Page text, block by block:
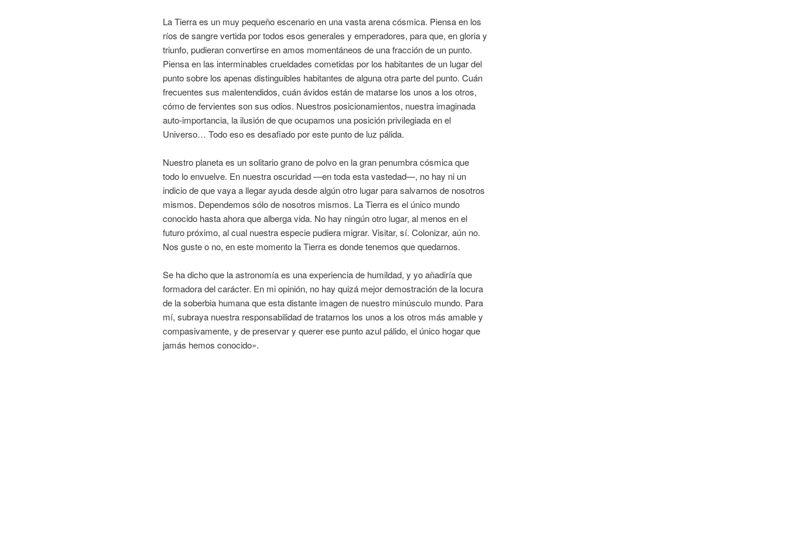
La Tierra es un muy pequeño escenario en una vasta arena cósmica. Piensa en los
ríos de sangre vertida por todos esos generales y emperadores, para que, en gloria y
triunfo, pudieran convertirse en amos momentáneos de una fracción de un punto.
Piensa en las interminables crueldades cometidas por los habitantes de un lugar del
punto sobre los apenas distinguibles habitantes de alguna otra parte del punto. Cuán
frecuentes sus malentendidos, cuán ávidos están de matarse los unos a los otros,
cómo de fervientes son sus odios. Nuestros posicionamientos, nuestra imaginada
auto-importancia, la ilusión de que ocupamos una posición privilegiada en el
Universo… Todo eso es desafiado por este punto de luz pálida.
Nuestro planeta es un solitario grano de polvo en la gran penumbra cósmica que
todo lo envuelve. En nuestra oscuridad —en toda esta vastedad—, no hay ni un
indicio de que vaya a llegar ayuda desde algún otro lugar para salvarnos de nosotros
mismos. Dependemos sólo de nosotros mismos. La Tierra es el único mundo
conocido hasta ahora que alberga vida. No hay ningún otro lugar, al menos en el
futuro próximo, al cual nuestra especie pudiera migrar. Visitar, sí. Colonizar, aún no.
Nos guste o no, en este momento la Tierra es donde tenemos que quedarnos.
Se ha dicho que la astronomía es una experiencia de humildad, y yo añadiría que
formadora del carácter. En mi opinión, no hay quizá mejor demostración de la locura
de la soberbia humana que esta distante imagen de nuestro minúsculo mundo. Para
mí, subraya nuestra responsabilidad de tratarnos los unos a los otros más amable y
compasivamente, y de preservar y querer ese punto azul pálido, el único hogar que
jamás hemos conocido».